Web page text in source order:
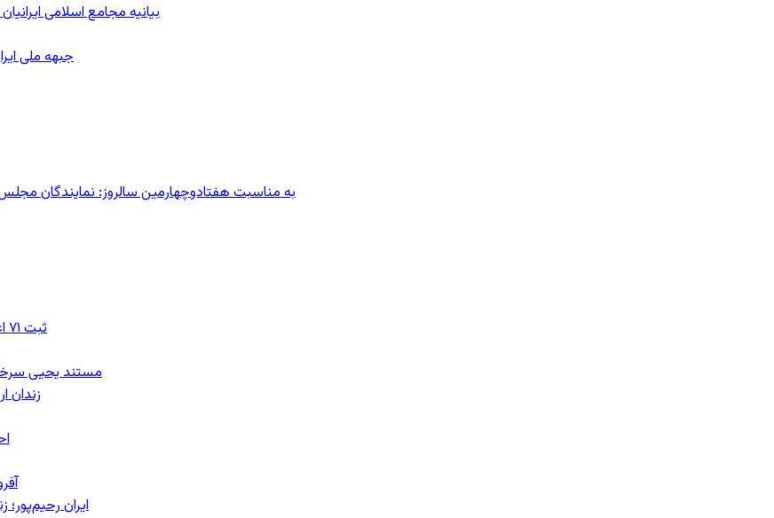
بیانیه مجامع اسلامی
جبهه ملی
به مناسبت هفتادوچهارمین سالروز: نمایندگان مجلس زار می‌زدند/ تهران در
ثبت ۷۱ اعدام در ژوئیه؛ شمار اعدام‌ها در سال ۲۰۲۶ به دست‌کم ۴۴۴ نفر رسید
مستند یحیی
زندان اردبیل؛
ایران